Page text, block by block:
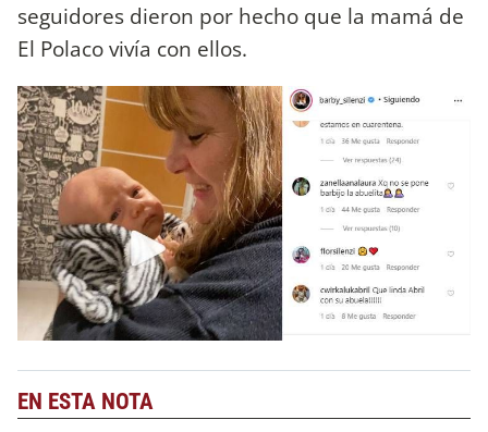
seguidores dieron por hecho que la mamá de
El Polaco vivía con ellos.
EN ESTA NOTA